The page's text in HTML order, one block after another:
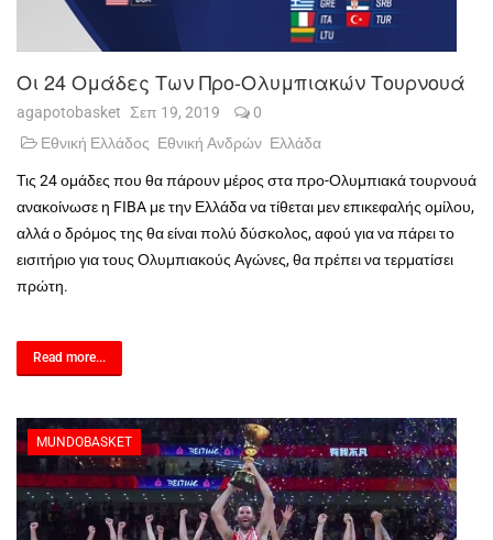
Οι 24 Ομάδες Των Προ-Ολυμπιακών Τουρνουά
agapotobasket Σεπ 19, 2019
0
Εθνική Ελλάδος Εθνική Ανδρών Ελλάδα
Τις 24 ομάδες που θα πάρουν μέρος στα προ-Ολυμπιακά τουρνουά
ανακοίνωσε η FIBA με την Ελλάδα να τίθεται μεν επικεφαλής ομίλου,
αλλά ο δρόμος της θα είναι πολύ δύσκολος, αφού για να πάρει το
εισιτήριο για τους Ολυμπιακούς Αγώνες, θα πρέπει να τερματίσει
πρώτη.
Read more...
MUNDOBASKET